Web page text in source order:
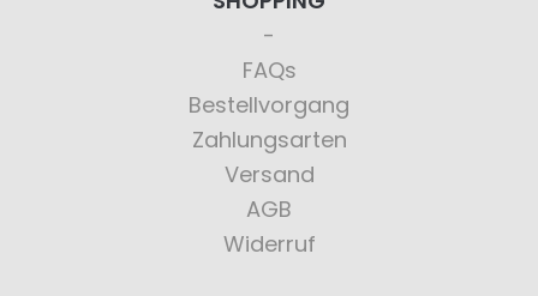
FAQs
Bestellvorgang
Zahlungsarten
Versand
AGB
Widerruf